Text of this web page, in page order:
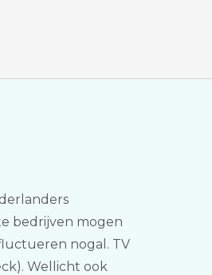
bedrijven mogen
nogal. TV
Wellicht ook